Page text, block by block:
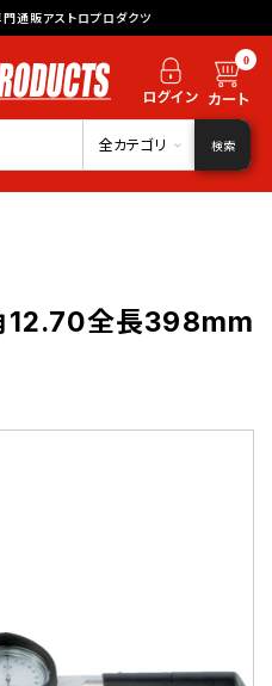
通販アストロプロダクツ
0
全カテゴリ 検索
12.70全長398mm